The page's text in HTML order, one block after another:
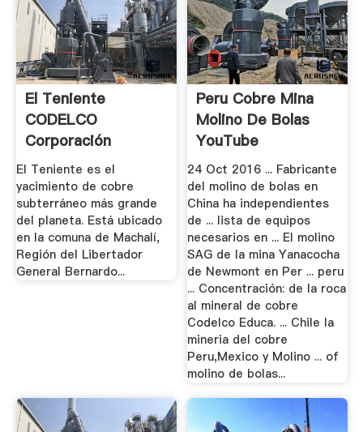
El Teniente
CODELCO
Corporación
Nacional Del Cobre,.
El Teniente es el
yacimiento de cobre
subterráneo más grande
del planeta. Está ubicado
en la comuna de Machalí,
Región del Libertador
General Bernardo...
Peru Cobre Mina
Molino De Bolas
YouTube
24 Oct 2016 ... Fabricante
del molino de bolas en
China ha independientes
de ... lista de equipos
necesarios en ... El molino
SAG de la mina Yanacocha
de Newmont en Per ... peru
... Concentración: de la roca
al mineral de cobre
Codelco Educa. ... Chile la
mineria del cobre
Peru,Mexico y Molino ... of
molino de bolas...